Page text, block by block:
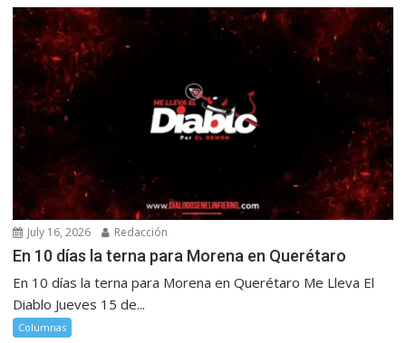
July 16, 2026 Redacción
En 10 días la terna para Morena en Querétaro
En 10 días la terna para Morena en Querétaro Me Lleva El
Diablo Jueves 15 de...
Columnas